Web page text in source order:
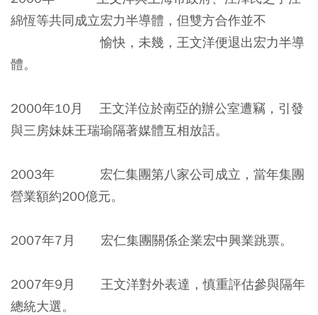
綿恆等共同成立宏力半導體，但雙方合作並不
愉快，未幾，王文洋便退出宏力半導
體。
2000年10月 王文洋位於南亞的辦公室遭竊，引發
與三房妹妹王瑞瑜隔著媒體互相放話。
2003年 宏仁集團第八家公司成立，當年集團
營業額約200億元。
2007年7月 宏仁集團關係企業宏中興業跳票。
2007年9月 王文洋對外表達，慎重評估參與隔年
總統大選。